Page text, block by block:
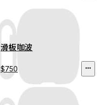
滑板咖波
$750